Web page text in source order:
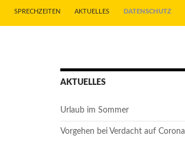
SPRECHZEITEN AKTUELLES DATENSCHUTZ
AKTUELLES
Urlaub im Sommer
Vorgehen bei Verdacht auf Corona